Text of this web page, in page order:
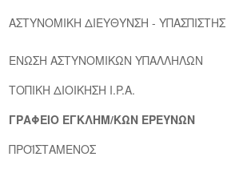
ΑΣΤΥΝΟΜΙΚΗ ΔΙΕΥΘΥΝΣΗ - ΥΠΑΣΠΙΣΤΗΣ
ΕΝΩΣΗ ΑΣΤΥΝΟΜΙΚΩΝ ΥΠΑΛΛΗΛΩΝ
ΤΟΠΙΚΗ ΔΙΟΙΚΗΣΗ I.P.A.
ΓΡΑΦΕΙΟ ΕΓΚΛΗΜ/ΚΩΝ ΕΡΕΥΝΩΝ
ΠΡΟΪΣΤΑΜΕΝΟΣ